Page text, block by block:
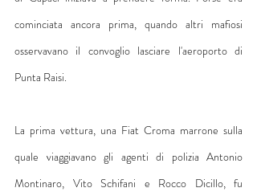
cominciata ancora prima, quando altri mafiosi
osservavano il convoglio lasciare l'aeroporto di
Punta Raisi.
La prima vettura, una Fiat Croma marrone sulla
quale viaggiavano gli agenti di polizia Antonio
Montinaro, Vito Schifani e Rocco Dicillo, fu